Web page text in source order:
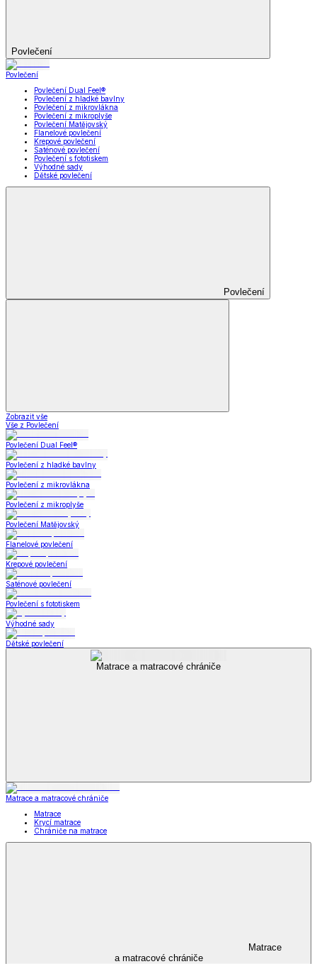
Povlečení
Povlečení
Povlečení Dual Feel®
Povlečení z hladké bavlny
Povlečení z mikrovlákna
Povlečení z mikroplyše
Povlečení Matějovský
Flanelové povlečení
Krepové povlečení
Saténové povlečení
Povlečení s fototiskem
Výhodné sady
Dětské povlečení
Povlečení
Zobrazit vše
Vše z Povlečení
Povlečení Dual Feel®
Povlečení z hladké bavlny
Povlečení z mikrovlákna
Povlečení z mikroplyše
Povlečení Matějovský
Flanelové povlečení
Krepové povlečení
Saténové povlečení
Povlečení s fototiskem
Výhodné sady
Dětské povlečení
Matrace a matracové chrániče
Matrace a matracové chrániče
Matrace
Krycí matrace
Chrániče na matrace
Matrace
a matracové chrániče